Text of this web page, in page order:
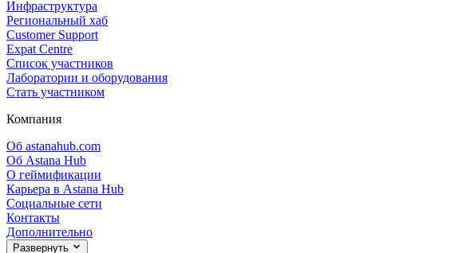
Инфраструктура
Региональный хаб
Customer Support
Expat Centre
Список участников
Лаборатории и оборудования
Стать участником
Компания
Об astanahub.com
Об Astana Hub
О геймификации
Карьера в Astana Hub
Социальные сети
Контакты
Дополнительно
Развернуть